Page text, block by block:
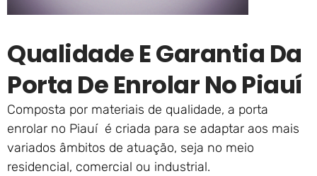
Qualidade E Garantia Da
Porta De Enrolar No Piauí
Composta por materiais de qualidade, a porta
enrolar no Piauí é criada para se adaptar aos mais
variados âmbitos de atuação, seja no meio
residencial, comercial ou industrial.